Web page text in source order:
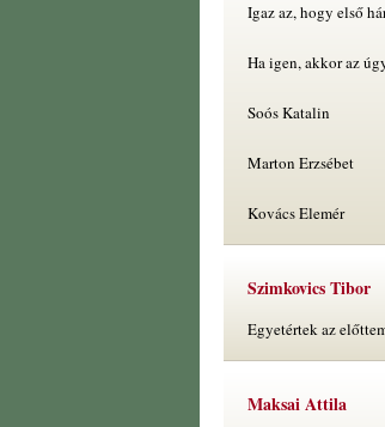
Igaz az, hogy első
Ha igen, akkor az
Soós Katalin
Marton Erzsébet
Kovács Elemér
Szimkovics Tibor
Egyetértek az
Maksai Attila